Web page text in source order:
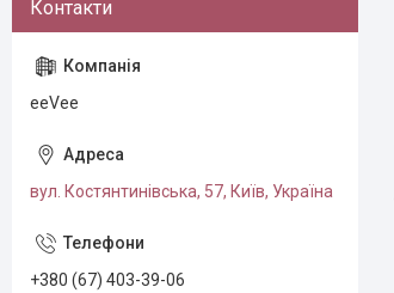
eeVee
вул. Костянтинівська, 57, Київ, Україна
+380 (67) 403-39-06